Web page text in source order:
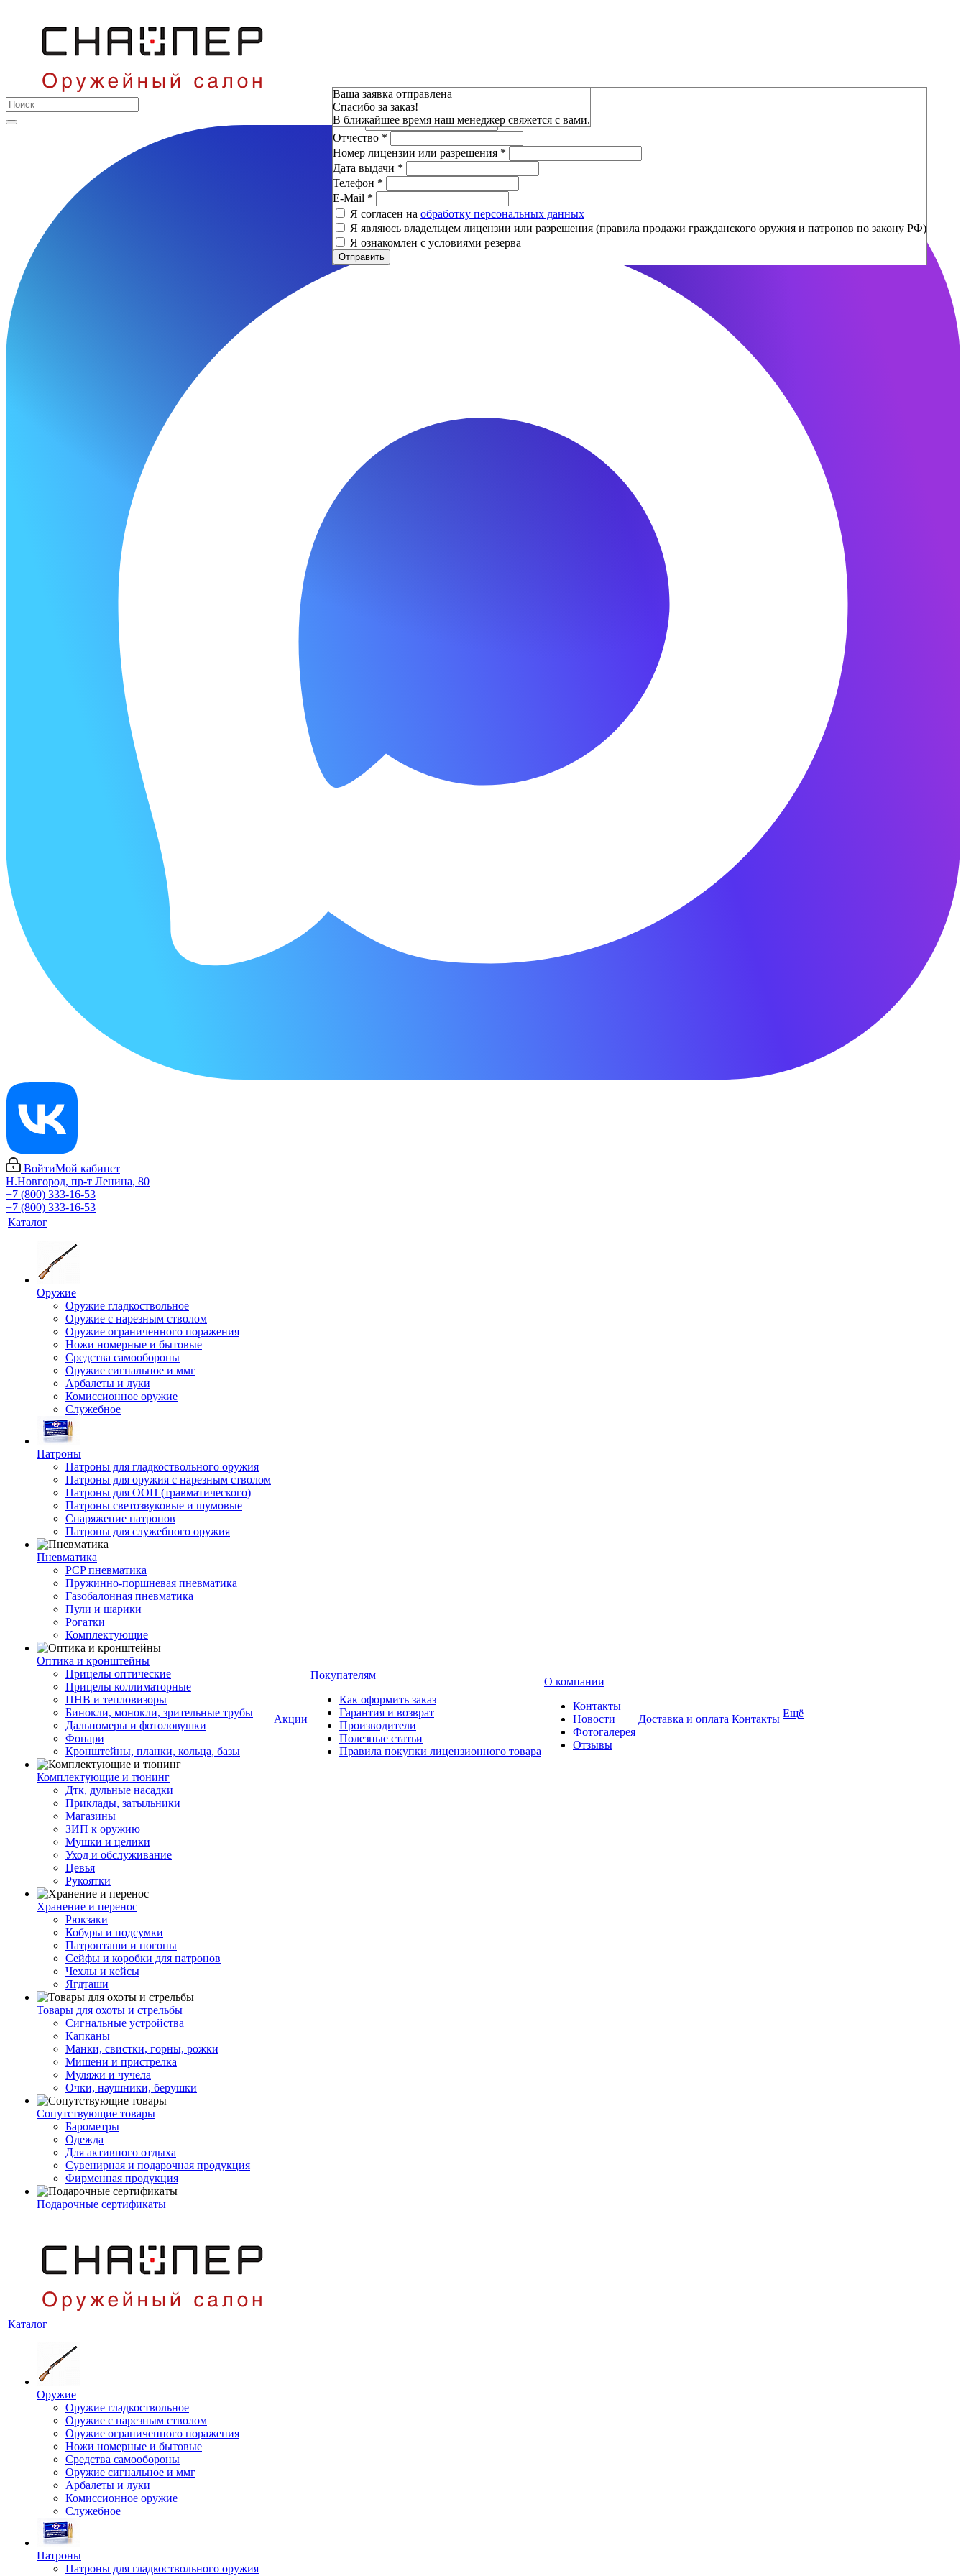
ВойтиМой кабинет
Н.Новгород, пр-т Ленина, 80
+7 (800) 333-16-53
+7 (800) 333-16-53
Каталог
Оружие
Оружие гладкоствольное
Оружие с нарезным стволом
Оружие ограниченного поражения
Ножи номерные и бытовые
Средства самообороны
Оружие сигнальное и ммг
Арбалеты и луки
Комиссионное оружие
Служебное
Патроны
Патроны для гладкоствольного оружия
Патроны для оружия с нарезным стволом
Патроны для ООП (травматического)
Патроны светозвуковые и шумовые
Снаряжение патронов
Патроны для служебного оружия
Пневматика
PCP пневматика
Пружинно-поршневая пневматика
Газобалонная пневматика
Пули и шарики
Рогатки
Комплектующие
Оптика и кронштейны
Прицелы оптические
Прицелы коллиматорные
ПНВ и тепловизоры
Бинокли, монокли, зрительные трубы
Дальномеры и фотоловушки
Фонари
Кронштейны, планки, кольца, базы
Комплектующие и тюнинг
Дтк, дульные насадки
Приклады, затыльники
Магазины
ЗИП к оружию
Мушки и целики
Уход и обслуживание
Цевья
Рукоятки
Хранение и перенос
Рюкзаки
Кобуры и подсумки
Патронташи и погоны
Сейфы и коробки для патронов
Чехлы и кейсы
Ягдташи
Товары для охоты и стрельбы
Сигнальные устройства
Капканы
Манки, свистки, горны, рожки
Мишени и пристрелка
Муляжи и чучела
Очки, наушники, берушки
Сопутствующие товары
Барометры
Одежда
Для активного отдыха
Сувенирная и подарочная продукция
Фирменная продукция
Подарочные сертификаты
Акции
Покупателям
Как оформить заказ
Гарантия и возврат
Производители
Полезные статьи
Правила покупки лицензионного товара
О компании
Контакты
Новости
Фотогалерея
Отзывы
Доставка и оплата Контакты Ещё
Каталог
Оружие
Оружие гладкоствольное
Оружие с нарезным стволом
Оружие ограниченного поражения
Ножи номерные и бытовые
Средства самообороны
Оружие сигнальное и ммг
Арбалеты и луки
Комиссионное оружие
Служебное
Патроны
Патроны для гладкоствольного оружия
Зарезервировать
Фамилия*
Имя*
Отчество *
Номер лицензии или разрешения *
Дата выдачи *
Телефон *
E-Mail *
Я согласен на обработку персональных данных
Я являюсь владельцем лицензии или разрешения (правила продажи гражданского оружия и патронов по закону РФ)
Я ознакомлен с условиями резерва
Отправить
Ваша заявка отправлена
Спасибо за заказ!
В ближайшее время наш менеджер свяжется с вами.